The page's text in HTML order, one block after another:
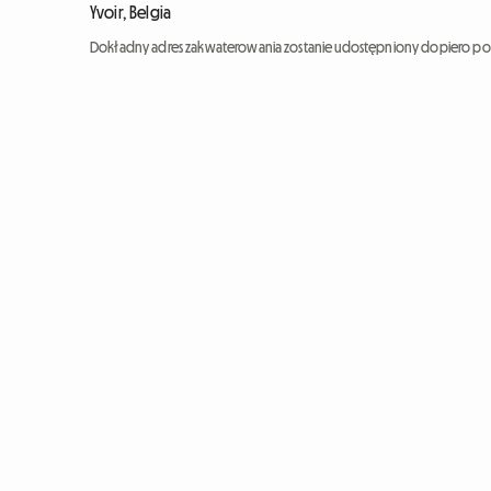
Yvoir, Belgia
Dokładny adres zakwaterowania zostanie udostępniony dopiero